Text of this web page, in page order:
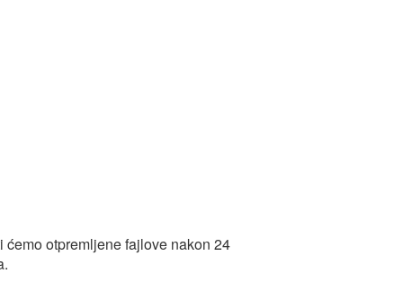
otpremljene fajlove nakon 24